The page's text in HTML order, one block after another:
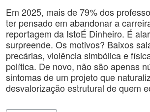
Em 2025, mais de 79% dos
ter pensado em abandonar a
reportagem da IstoÉ Dinheiro. É
surpreende. Os motivos? Baixos
precárias, violência simbólica e
política. De novo, não são apenas
sintomas de um projeto que
desvalorização estrutural de quem